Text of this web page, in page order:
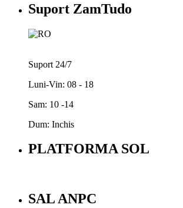
Suport ZamTudo
Suport 24/7
Luni-Vin: 08 - 18
Sam: 10 -14
Dum: Inchis
PLATFORMA SOL
SAL ANPC